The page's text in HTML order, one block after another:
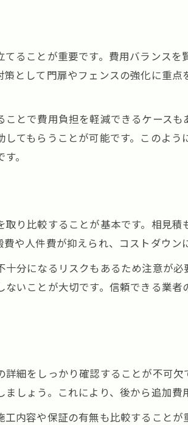
ることが重要です。費用バランス
として門扉やフェンスの強化に重
とで費用負担を軽減できるケース
てもらうことが可能です。このよ
。
り比較することが基本です。相見
や人件費が抑えられ、コストダウン
分になるリスクもあるため注意が
いことが大切です。信頼できる業者
細をしっかり確認することが不可
しょう。これにより、後から追加費
内容や保証の有無も比較すること